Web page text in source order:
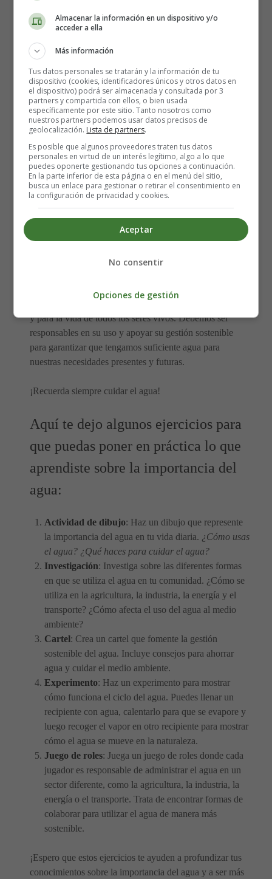
Sin embargo, a pesar de que el agua es muy importante,
también es un
importante que cuidemos el agua y la utilicemos de
manera responsable. Si malgastamos el agua, puede ser
que no tengamos suficiente para satisfacer nuestras
necesidades en el futuro.
Para cuidar el agua, podemos hacer cosas simples como
cerrar el grifo mientras nos cepillamos los dientes,
ducharnos en lugar de bañarnos, reparar las fugas de
agua y reutilizar el agua siempre que sea posible.
También es importante que apoyemos la gestión
sostenible del agua. Esto significa que trabajemos juntos
para asegurarnos de que el agua se gestione de manera
asegurar un suministro adecuado de agua para las
En resumen, el agua es muy importante para nuestra vida
y para la vida de todos los seres vivos. Debemos ser
responsables en su uso y apoyar su gestión sostenible
para garantizar que tengamos suficiente agua para
nuestras necesidades presentes y futuras.
¡Recuerda siempre cuidar el agua!
Aquí te dejo algunos ejercicios para
que puedas poner en práctica lo que
aprendiste sobre la importancia del
agua:
Actividad de dibujo: Haz un dibujo que represente
la importancia del agua en tu vida diaria. ¿Cómo usas
el agua? ¿Qué haces para cuidar el agua?
Investigación: Investiga sobre las diferentes formas
en que se utiliza el agua en tu comunidad. ¿Cómo se
utiliza en la agricultura, la industria, la energía y el
transporte? ¿Cómo afecta el uso del agua al medio
ambiente?
Cartel: Crea un cartel que fomente la gestión
sostenible del agua. Incluye consejos para ahorrar
agua y cuidar el medio ambiente.
Experimento: Haz un experimento para mostrar
cómo funciona el ciclo del agua. Puedes llenar un
recipiente con agua, calentarlo para que se evapore y
luego recoger el vapor en otro recipiente para mostrar
cómo el agua se mueve en la naturaleza.
Juego de roles: Juega un juego de roles donde cada
jugador es responsable de administrar el agua en un
sector diferente, como la agricultura, la industria, la
energía o el transporte. Trata de encontrar formas de
colaborar para utilizar el agua de manera más
sostenible.
¡Espero que estos ejercicios te ayuden a profundizar tus
conocimientos sobre la importancia del agua y a ser más
Almacenar la información en un dispositivo y/o
acceder a ella
Más información
Tus datos personales se tratarán y la información de tu
dispositivo (cookies, identificadores únicos y otros datos en
el dispositivo) podrá ser almacenada y consultada por 3
partners y compartida con ellos, o bien usada
específicamente por este sitio. Tanto nosotros como
nuestros partners podemos usar datos precisos de
geolocalización. Lista de partners.
Es posible que algunos proveedores traten tus datos
personales en virtud de un interés legítimo, algo a lo que
puedes oponerte gestionando tus opciones a continuación.
En la parte inferior de esta página o en el menú del sitio,
busca un enlace para gestionar o retirar el consentimiento en
la configuración de privacidad y cookies.
Aceptar
No consentir
Opciones de gestión